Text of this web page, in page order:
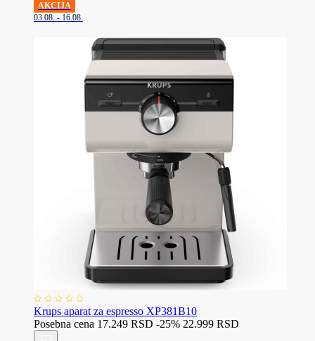
AKCIJA
03.08. - 16.08.
Krups aparat za espresso XP381B10
Posebna cena 17.249 RSD -25% 22.999 RSD